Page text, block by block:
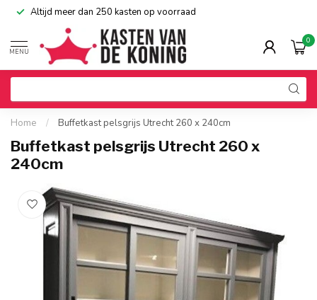
Altijd meer dan 250 kasten op voorraad
MENU
0
Home / Buffetkast pelsgrijs Utrecht 260 x 240cm
Buffetkast pelsgrijs Utrecht 260 x
240cm